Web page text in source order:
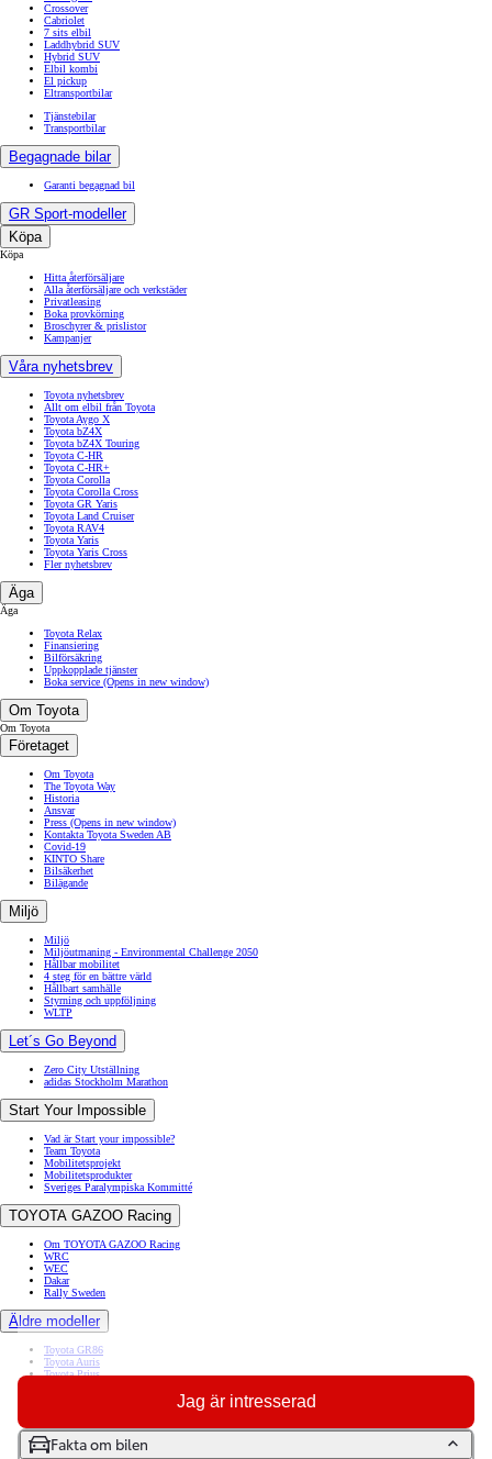
Jag är intresserad
Fakta om bilen
Crossover
Cabriolet
7 sits elbil
Laddhybrid SUV
Hybrid SUV
Elbil kombi
El pickup
Eltransportbilar
Tjänstebilar
Transportbilar
Begagnade bilar
Garanti begagnad bil
GR Sport-modeller
Köpa
Köpa
Hitta återförsäljare
Alla återförsäljare och verkstäder
Privatleasing
Boka provkörning
Broschyrer & prislistor
Kampanjer
Våra nyhetsbrev
Toyota nyhetsbrev
Allt om elbil från Toyota
Toyota Aygo X
Toyota bZ4X
Toyota bZ4X Touring
Toyota C-HR
Toyota C-HR+
Toyota Corolla
Toyota Corolla Cross
Toyota GR Yaris
Toyota Land Cruiser
Toyota RAV4
Toyota Yaris
Toyota Yaris Cross
Fler nyhetsbrev
Äga
Äga
Toyota Relax
Finansiering
Bilförsäkring
Uppkopplade tjänster
Boka service (Opens in new window)
Om Toyota
Om Toyota
Företaget
Om Toyota
The Toyota Way
Historia
Ansvar
Press (Opens in new window)
Kontakta Toyota Sweden AB
Covid-19
KINTO Share
Bilsäkerhet
Bilägande
Miljö
Miljö
Miljöutmaning - Environmental Challenge 2050
Hållbar mobilitet
4 steg för en bättre värld
Hållbart samhälle
Styrning och uppföljning
WLTP
Let´s Go Beyond
Zero City Utställning
adidas Stockholm Marathon
Start Your Impossible
Vad är Start your impossible?
Team Toyota
Mobilitetsprojekt
Mobilitetsprodukter
Sveriges Paralympiska Kommitté
TOYOTA GAZOO Racing
Om TOYOTA GAZOO Racing
WRC
WEC
Dakar
Rally Sweden
Äldre modeller
Toyota GR86
Toyota Auris
Toyota Prius
Toyota Proace City Verso Electric
Toyota Camry